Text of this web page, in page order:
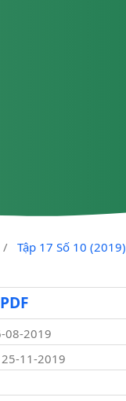
/ Tập 17 Số 10 (2019)
PDF
08-2019
11-2019